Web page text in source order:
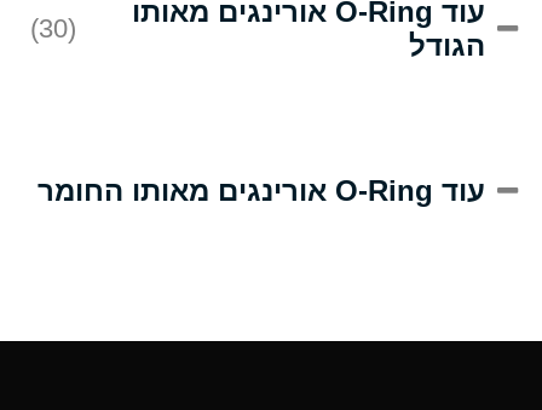
Acrlylonitrile
C
Adipic Acid
(Aqueous)
עוד O-Ring אורינגים מאותו
הגודל
(30)
עוד O-Ring אורינגים מאותו החומר